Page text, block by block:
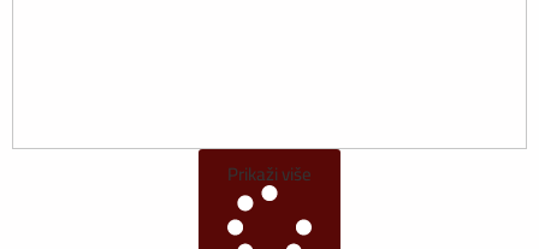
Prikaži više